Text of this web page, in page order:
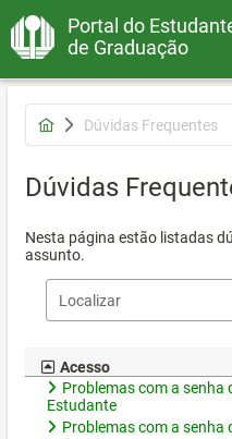
Portal do
de Graduação
Dúvidas Frequentes
Dúvidas
Nesta página estão listadas
assunto.
Acesso
Problemas com a senha
Estudante
Problemas com a senha